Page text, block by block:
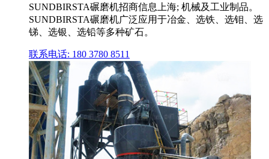
SUNDBIRSTA碾磨机招商信息上海; 机械及工业制品。
SUNDBIRSTA碾磨机广泛应用于冶金、选铁、选钼、选
锑、选银、选铅等多种矿石。
联系电话: 180 3780 8511